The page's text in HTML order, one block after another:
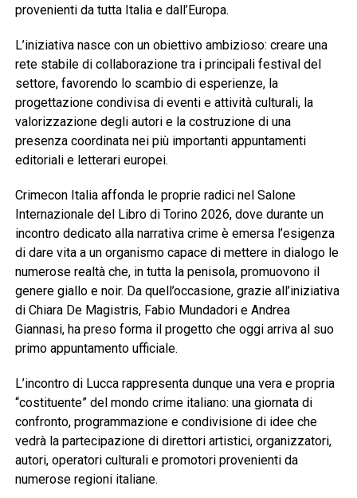
provenienti da tutta Italia e dall’Europa.
L’iniziativa nasce con un obiettivo ambizioso: creare una
rete stabile di collaborazione tra i principali festival del
settore, favorendo lo scambio di esperienze, la
progettazione condivisa di eventi e attività culturali, la
valorizzazione degli autori e la costruzione di una
presenza coordinata nei più importanti appuntamenti
editoriali e letterari europei.
Crimecon Italia affonda le proprie radici nel Salone
Internazionale del Libro di Torino 2026, dove durante un
incontro dedicato alla narrativa crime è emersa l’esigenza
di dare vita a un organismo capace di mettere in dialogo le
numerose realtà che, in tutta la penisola, promuovono il
genere giallo e noir. Da quell’occasione, grazie all’iniziativa
di Chiara De Magistris, Fabio Mundadori e Andrea
Giannasi, ha preso forma il progetto che oggi arriva al suo
primo appuntamento ufficiale.
L’incontro di Lucca rappresenta dunque una vera e propria
“costituente” del mondo crime italiano: una giornata di
confronto, programmazione e condivisione di idee che
vedrà la partecipazione di direttori artistici, organizzatori,
autori, operatori culturali e promotori provenienti da
numerose regioni italiane.